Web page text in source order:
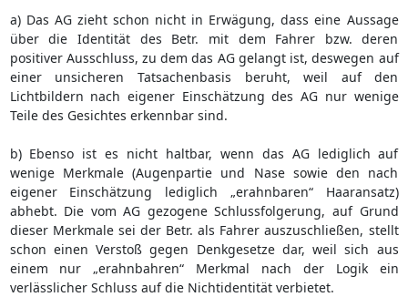
a) Das AG zieht schon nicht in Erwägung, dass eine Aussage
über die Identität des Betr. mit dem Fahrer bzw. deren
positiver Ausschluss, zu dem das AG gelangt ist, deswegen auf
einer unsicheren Tatsachenbasis beruht, weil auf den
Lichtbildern nach eigener Einschätzung des AG nur wenige
Teile des Gesichtes erkennbar sind.
b) Ebenso ist es nicht haltbar, wenn das AG lediglich auf
wenige Merkmale (Augenpartie und Nase sowie den nach
eigener Einschätzung lediglich „erahnbaren“ Haaransatz)
abhebt. Die vom AG gezogene Schlussfolgerung, auf Grund
dieser Merkmale sei der Betr. als Fahrer auszuschließen, stellt
schon einen Verstoß gegen Denkgesetze dar, weil sich aus
einem nur „erahnbahren“ Merkmal nach der Logik ein
verlässlicher Schluss auf die Nichtidentität verbietet.